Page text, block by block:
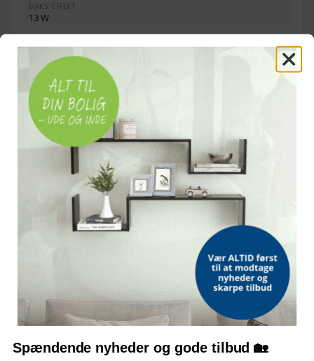
MAKS. EFFEKT
13 W
FATNING
G10Q
Justerbar til 4 højder
Med hjul for nem flytning
OFTE STILLEDE SPØRGSMÅL
Hvor meget forstørrer lampen?
Kan lampen flyttes rundt?
Hvilken pære/fatning bruger lampen?
Bemærk: FAQ er vejledende information. Vi tager forbehold for fejl og
mangler, og oplysningerne er ikke juridisk bindende.
Spændende nyheder og gode tilbud 🏡